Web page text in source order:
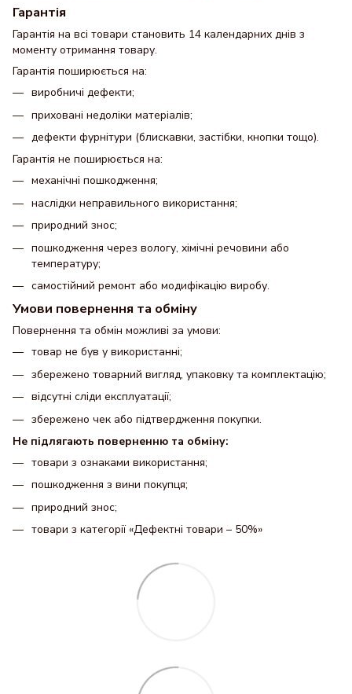
Гарантія
Гарантія на всі товари становить 14 календарних днів з
моменту отримання товару.
Гарантія поширюється на:
виробничі дефекти;
приховані недоліки матеріалів;
дефекти фурнітури (блискавки, застібки, кнопки тощо).
Гарантія не поширюється на:
механічні пошкодження;
наслідки неправильного використання;
природний знос;
пошкодження через вологу, хімічні речовини або
температуру;
самостійний ремонт або модифікацію виробу.
Умови повернення та обміну
Повернення та обмін можливі за умови:
товар не був у використанні;
збережено товарний вигляд, упаковку та комплектацію;
відсутні сліди експлуатації;
збережено чек або підтвердження покупки.
Не підлягають поверненню та обміну:
товари з ознаками використання;
пошкодження з вини покупця;
природний знос;
товари з категорії «Дефектні товари – 50%»